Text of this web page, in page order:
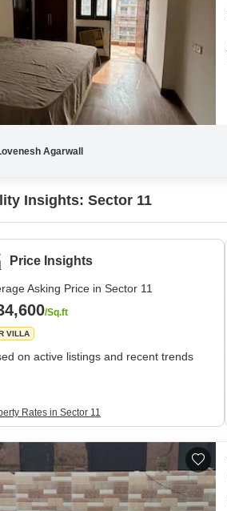
Agarwall
Insights: Sector 11
Price Insights
Asking Price in Sector 11
/Sq.ft
VILLA
on active listings and recent trends
Rates in Sector 11